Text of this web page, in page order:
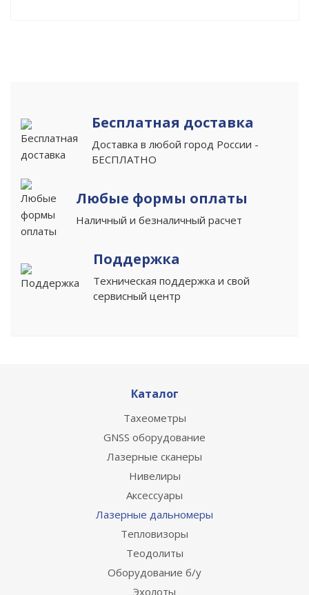
Бесплатная доставка
Доставка в любой город России -
БЕСПЛАТНО
Любые формы оплаты
Наличный и безналичный расчет
Поддержка
Техническая поддержка и свой
сервисный центр
Каталог
Тахеометры
GNSS оборудование
Лазерные сканеры
Нивелиры
Аксессуары
Лазерные дальномеры
Тепловизоры
Теодолиты
Оборудование б/у
Эхолоты